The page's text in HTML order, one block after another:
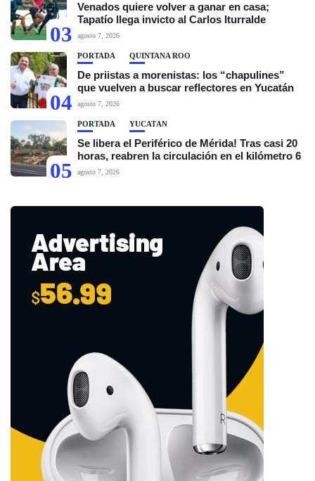
03
Venados quiere volver a ganar en casa;
Tapatío llega invicto al Carlos Iturralde
agosto 7, 2026
04
PORTADA QUINTANA ROO
De priistas a morenistas: los “chapulines”
que vuelven a buscar reflectores en Yucatán
agosto 7, 2026
05
PORTADA YUCATÁN
Se libera el Periférico de Mérida! Tras casi 20
horas, reabren la circulación en el kilómetro 6
agosto 7, 2026